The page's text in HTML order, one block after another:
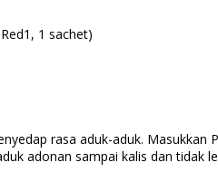
1 sachet)
rasa aduk-aduk.
adonan sampai kalis dan tidak